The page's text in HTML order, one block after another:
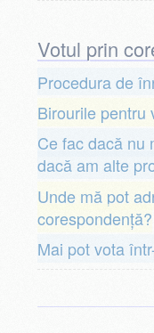
Votul prin
Procedura de
Birourile pentru
Ce fac dacă nu
dacă am alte
Unde mă pot
corespondență?
Mai pot vota